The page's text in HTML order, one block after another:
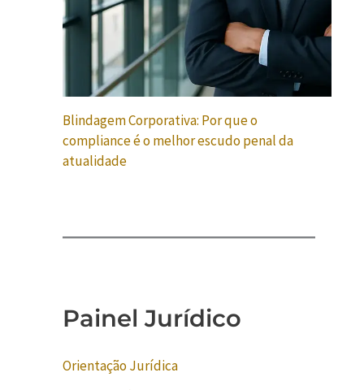
Blindagem Corporativa: Por que o
compliance é o melhor escudo penal da
atualidade
Painel Jurídico
Orientação Jurídica